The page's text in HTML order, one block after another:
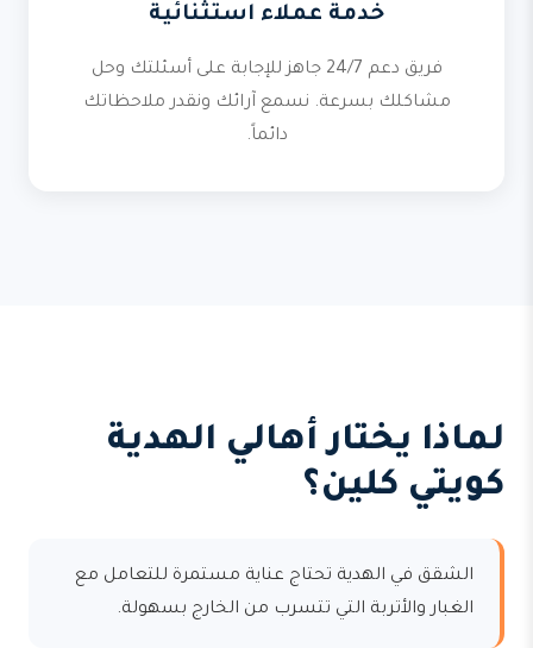
خدمة عملاء استثنائية
فريق دعم 24/7 جاهز للإجابة على أسئلتك وحل
مشاكلك بسرعة. نسمع آرائك ونقدر ملاحظاتك
دائماً.
لماذا يختار أهالي الهدية
كويتي كلين؟
الشقق في الهدية تحتاج عناية مستمرة للتعامل مع
الغبار والأتربة التي تتسرب من الخارج بسهولة.